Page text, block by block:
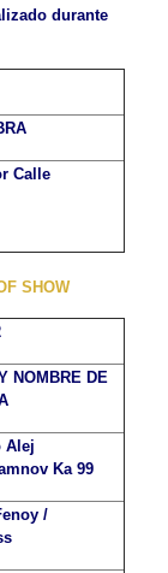
durante
Calle
SHOW
NOMBRE DE
Alej
Ka 99
/